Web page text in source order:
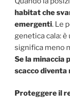
habitat che
emergenti. Le
genetica cala:
significa meno
Se la minaccia
scacco
Proteggere il